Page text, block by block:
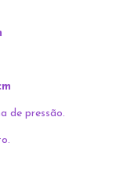
de pressão.